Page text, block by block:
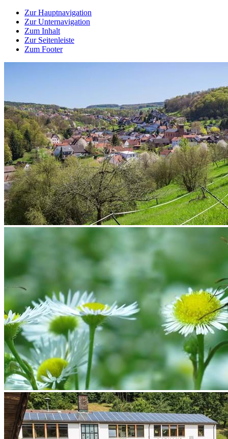
Zur Hauptnavigation
Zur Unternavigation
Zum Inhalt
Zur Seitenleiste
Zum Footer